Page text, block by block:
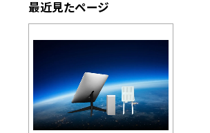
最近見たページ